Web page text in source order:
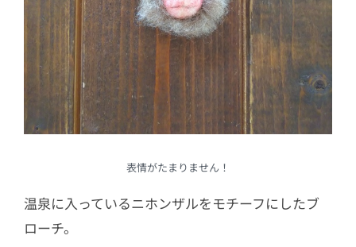
表情がたまりません！
温泉に入っているニホンザルをモチーフにしたブ
ローチ。